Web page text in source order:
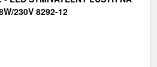
230V 8292-12